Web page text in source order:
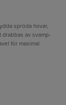
spröda hovar,
av svamp-
för maximal